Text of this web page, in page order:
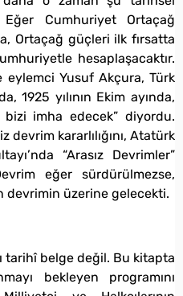
Eğer Cumhuriyet Ortaçağ
Ortaçağ güçleri ilk fırsatta
hesaplaşacaktır.
Yusuf Akçura, Türk
1925 yılının Ekim ayında,
imha edecek” diyordu.
kararlılığını, Atatürk
“Arasız Devrimler”
eğer sürdürülmezse,
devrimin üzerine gelecekti.
tarihî belge değil. Bu kitapta
bekleyen programını